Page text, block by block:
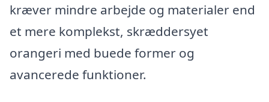
kræver mindre arbejde og materialer end
et mere komplekst, skræddersyet
orangeri med buede former og
avancerede funktioner.